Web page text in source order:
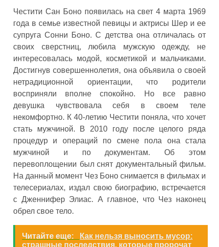
Честити Сан Боно появилась на свет 4 марта 1969
года в семье известной певицы и актрисы Шер и ее
супруга Сонни Боно. С детства она отличалась от
своих сверстниц, любила мужскую одежду, не
интересовалась модой, косметикой и мальчиками.
Достигнув совершеннолетия, она объявила о своей
нетрадиционной ориентации, что родители
восприняли вполне спокойно. Но все равно
девушка чувствовала себя в своем теле
некомфортно. К 40-летию Честити поняла, что хочет
стать мужчиной. В 2010 году после целого ряда
процедур и операций по смене пола она стала
мужчиной и по документам. Об этом
перевоплощении был снят документальный фильм.
На данный момент Чез Боно снимается в фильмах и
телесериалах, издал свою биографию, встречается
с Дженнифер Элиас. А главное, что Чез наконец
обрел свое тело.
Читайте еще:
Как нельзя выносить мусор:
страшные последствия, которые пророчат